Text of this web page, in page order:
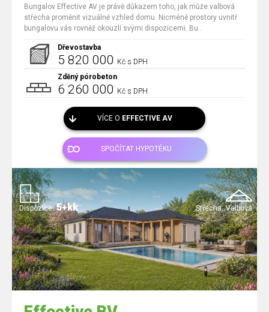
Bungalov Effective AV je právě důkazem toho, jak může valbová
střecha proměnit vizuálně vzhled domu. Nicméně prostory uvnitř
bungalovu vás rovněž okouzlí svými dispozicemi. Bu..
Dřevostavba
5 820 000 Kč s DPH
Zděný pórobeton
6 260 000 Kč s DPH
VÍCE O EFFECTIVE AV
SPOČÍTAT HYPOTÉKU
Střecha: Valbová
Dispozice: 5+kk